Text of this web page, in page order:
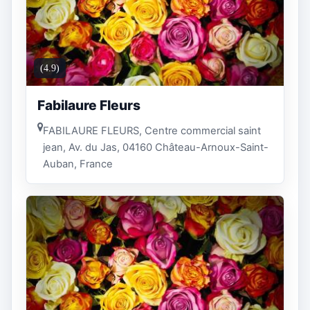
(4.9)
Fabilaure Fleurs
FABILAURE FLEURS, Centre commercial saint
jean, Av. du Jas, 04160 Château-Arnoux-Saint-
Auban, France